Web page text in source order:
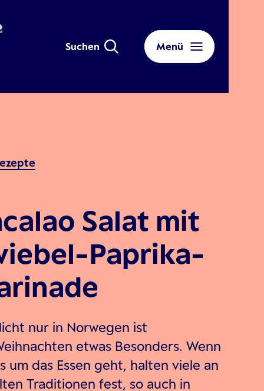
Suchen Menü
Salat mit
Paprika-
nur in Norwegen ist
etwas Besonders. Wenn
um das Essen geht, halten viele an
Traditionen fest, so auch in